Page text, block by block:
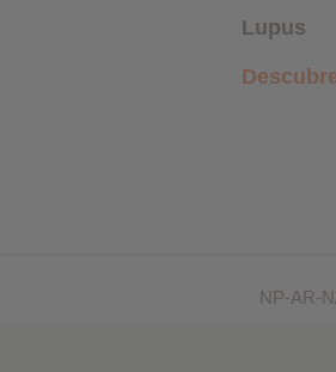
Lupus
NP-AR-